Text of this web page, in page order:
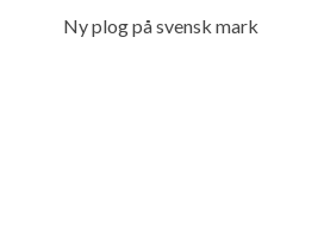
Ny plog på svensk mark